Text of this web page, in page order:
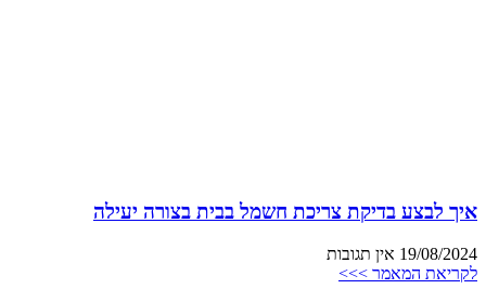
איך לבצע בדיקת צריכת חשמל בבית בצורה יעילה
19/08/2024 אין תגובות
לקריאת המאמר >>>